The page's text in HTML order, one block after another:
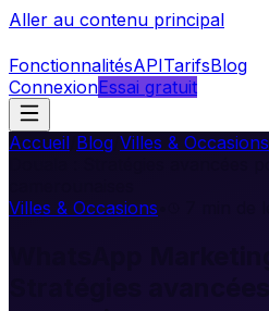
Aller au contenu principal
FonctionnalitésAPITarifsBlog
ConnexionEssai gratuit
Accueil Blog Villes & Occasions
Villes & Occasions